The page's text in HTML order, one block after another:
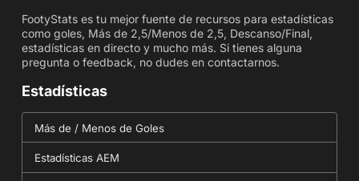
FootyStats es tu mejor fuente de recursos para estadísticas
como goles, Más de 2,5/Menos de 2,5, Descanso/Final,
estadísticas en directo y mucho más. Si tienes alguna
pregunta o feedback, no dudes en contactarnos.
Estadísticas
Más de / Menos de Goles
Estadísticas AEM